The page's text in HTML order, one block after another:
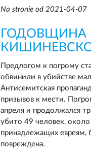
Na stronie od 2021-04-07
ГОДОВЩИНА
Предлогом к погрому
обвинили в убийстве
Антисемитская
призывов к мести.
апреля и продолжался
убито 49 человек, около
принадлежащих евреям,
повреждена.